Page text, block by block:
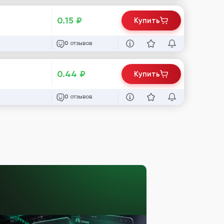
0.15 ₽
0 отзывов
Купить
0.44 ₽
0 отзывов
Купить